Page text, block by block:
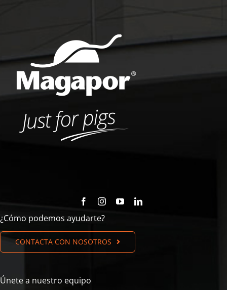
¿Cómo podemos ayudarte?
CONTACTA CON NOSOTROS
Únete a nuestro equipo